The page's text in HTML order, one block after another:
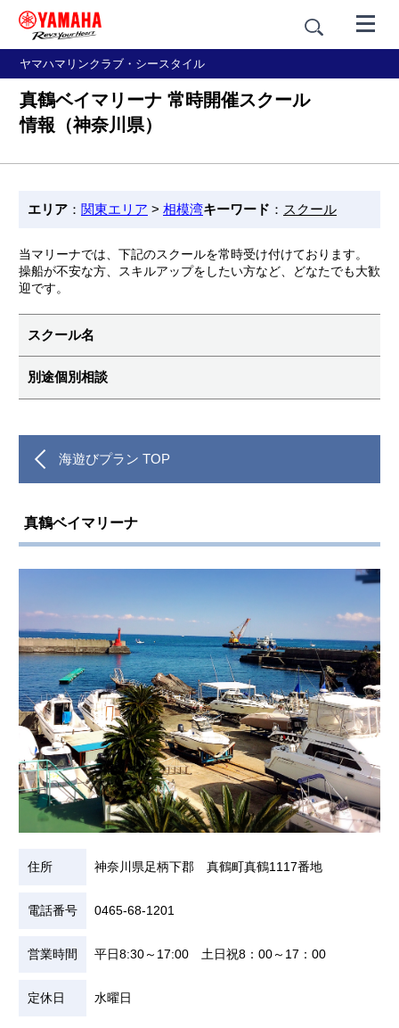
ヤマハマリンクラブ・シースタイル
真鶴ベイマリーナ 常時開催スクール
情報（神奈川県）
エリア ： 関東エリア > 相模湾キーワード ： スクール
当マリーナでは、下記のスクールを常時受け付けております。
操船が不安な方、スキルアップをしたい方など、どなたでも大歓
迎です。
スクール名
別途個別相談
海遊びプラン TOP
真鶴ベイマリーナ
住所 神奈川県足柄下郡 真鶴町真鶴1117番地
電話番号 0465-68-1201
営業時間 平日8:30～17:00 土日祝8：00～17：00
定休日 水曜日